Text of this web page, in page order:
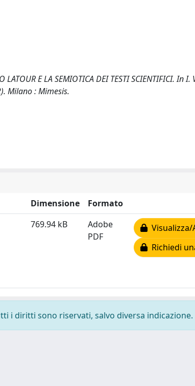
E LA SEMIOTICA DEI TESTI SCIENTIFICI. In
Milano : Mimesis.
Dimensione
Formato
769.94 kB
Adobe
PDF
Visualizza/
Richiedi
i diritti sono riservati, salvo diversa indicazione.